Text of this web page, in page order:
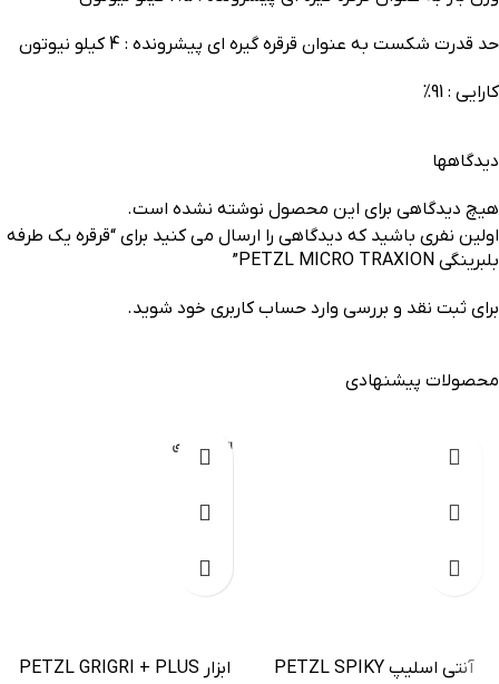
حد قدرت شکست به عنوان قرقره گیره ای پیشرونده : 4 کیلو نیوتون
کارایی : 91%
دیدگاهها
هیچ دیدگاهی برای این محصول نوشته نشده است.
اولین نفری باشید که دیدگاهی را ارسال می کنید برای “قرقره یک طرفه
بلبرینگی PETZL MICRO TRAXION”
برای ثبت نقد و بررسی وارد حساب کاربری خود شوید.
محصولات پیشنهادی
آنتی اسلیپ PETZL SPIKY
اتمام موجودی
ابزار PETZL GRIGRI + PLUS